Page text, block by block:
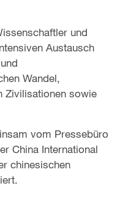
und
Austausch
Wandel,
Zivilisationen sowie
vom Pressebüro
China International
chinesischen